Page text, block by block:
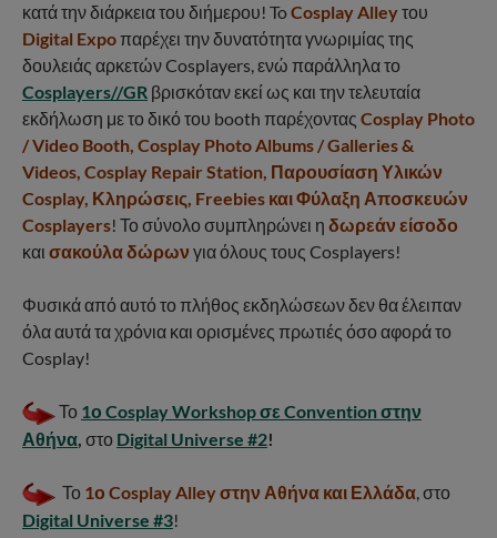
κατά την διάρκεια του διήμερου! ToCosplay Alleyτου
Digital Expoπαρέχει την δυνατότητα γνωριμίας της
δουλειάς αρκετών Cosplayers, ενώ παράλληλα το
Cosplayers//GR βρισκόταν εκεί ως και την τελευταία
εκδήλωση με το δικό του booth παρέχοντας Cosplay Photo
/ Video Booth, Cosplay Photo Albums / Galleries &
Videos, Cosplay Repair Station, Παρουσίαση Υλικών
Cosplay, Κληρώσεις, Freebies και Φύλαξη Αποσκευών
Cosplayers! Το σύνολο συμπληρώνει η δωρεάν είσοδο
και σακούλα δώρων για όλους τους Cosplayers!
Φυσικά από αυτό το πλήθος εκδηλώσεων δεν θα έλειπαν
όλα αυτά τα χρόνια και ορισμένες πρωτιές όσο αφορά το
Cosplay!
Το 1ο Cosplay Workshop σε Convention στην
Αθήνα, στο Digital Universe #2!
Το 1ο Cosplay Alley στην Αθήνα και Ελλάδα, στο
Digital Universe #3!